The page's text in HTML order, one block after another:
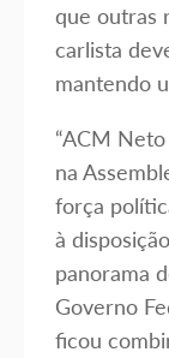
que outras
carlista
mantendo
“ACM
na
força
à
panorama
Governo
ficou